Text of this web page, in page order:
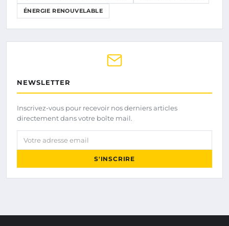
ÉNERGIE RENOUVELABLE
NEWSLETTER
Inscrivez-vous pour recevoir nos derniers articles
directement dans votre boîte mail.
Votre adresse email
S'INSCRIRE